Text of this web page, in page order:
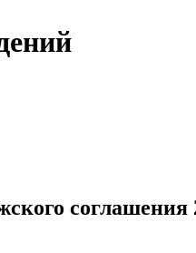
соглашения